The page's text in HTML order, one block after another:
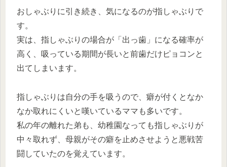
おしゃぶりに引き続き、気になるのが指しゃぶりで
す。
実は、指しゃぶりの場合が「出っ歯」になる確率が
高く、吸っている期間が長いと前歯だけピョコンと
出てしまいます。
指しゃぶりは自分の手を吸うので、癖が付くとなか
なか取れにくいと嘆いているママも多いです。
私の年の離れた弟も、幼稚園なっても指しゃぶりが
中々取れず、母親がその癖を止めさせようと悪戦苦
闘していたのを覚えています。